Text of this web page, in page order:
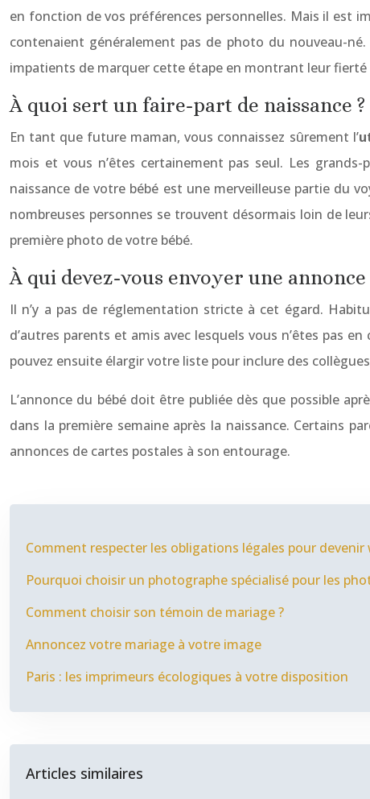
en fonction de vos préférences personnelles. Mais il est
contenaient généralement pas de photo du nouveau-
impatients de marquer cette étape en montrant leur fierté
À quoi sert un faire-part de naissance ?
En tant que future maman, vous connaissez sûrement l’
mois et vous n’êtes certainement pas seul. Les
naissance de votre bébé est une merveilleuse partie du
nombreuses personnes se trouvent désormais loin de
première photo de votre bébé.
À qui devez-vous envoyer une annonce
Il n’y a pas de réglementation stricte à cet égard.
d’autres parents et amis avec lesquels vous n’êtes pas
pouvez ensuite élargir votre liste pour inclure des
L’annonce du bébé doit être publiée dès que possible
dans la première semaine après la naissance. Certains
annonces de cartes postales à son entourage.
Comment respecter les obligations légales pour
Pourquoi choisir un photographe spécialisé pour les
Comment choisir son témoin de mariage ?
Annoncez votre mariage à votre image
Paris : les imprimeurs écologiques à votre disposition
Articles similaires